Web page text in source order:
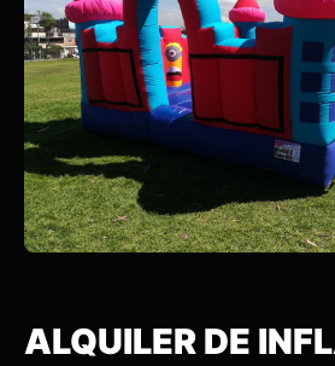
ALQUILER DE